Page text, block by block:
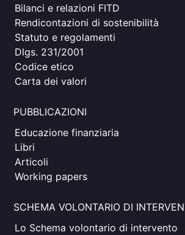
Bilanci e relazioni FITD
Rendicontazioni di sostenibilità
Statuto e regolamenti
Dlgs. 231/2001
Codice etico
Carta dei valori
PUBBLICAZIONI
Educazione finanziaria
Libri
Articoli
Working papers
SCHEMA VOLONTARIO DI
Lo Schema volontario di intervento